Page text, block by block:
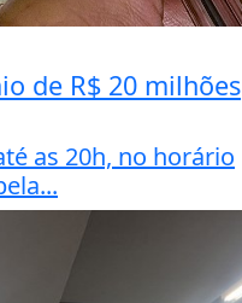
de R$ 20 milhões
as 20h, no horário